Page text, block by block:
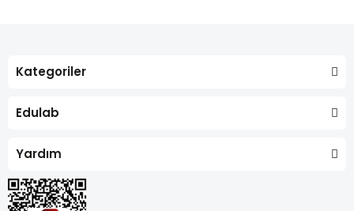
Kategoriler
Edulab
Yardım